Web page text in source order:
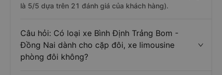
là 5/5 dựa trên 21 đánh giá của khách hàng).
Câu hỏi: Có loại xe Bình Định Trảng Bom -
Đồng Nai dành cho cặp đôi, xe limousine
phòng đôi không?